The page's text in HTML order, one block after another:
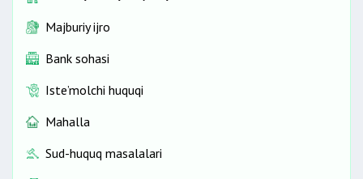
Majburiy ijro
Bank sohasi
Iste’molchi huquqi
Mahalla
Sud-huquq masalalari